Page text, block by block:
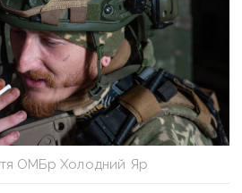
ОМБр Холодний Яр